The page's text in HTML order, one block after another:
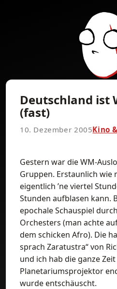
Deutschland ist
(fast)
10. Dezember 2005Kino
Gestern war die WM-
Gruppen. Erstaunlich wie
eigentlich ’ne viertel
Stunden aufblasen kann.
epochale Schauspiel
Orchesters (man achte
dem schicken Afro). Die
sprach Zaratustra“ von
und ich hab die ganze
Planetariumsprojektor
wurde entschäuscht.